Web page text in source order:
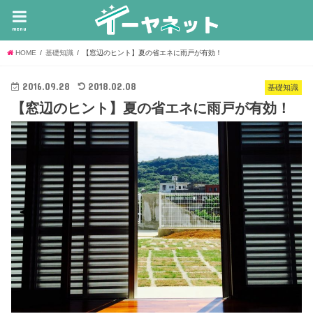
menu
HOME 基礎知識 【窓辺のヒント】夏の省エネに雨戸が有効！
基礎知識
2016.09.28 2018.02.08
【窓辺のヒント】夏の省エネに雨戸が有効！